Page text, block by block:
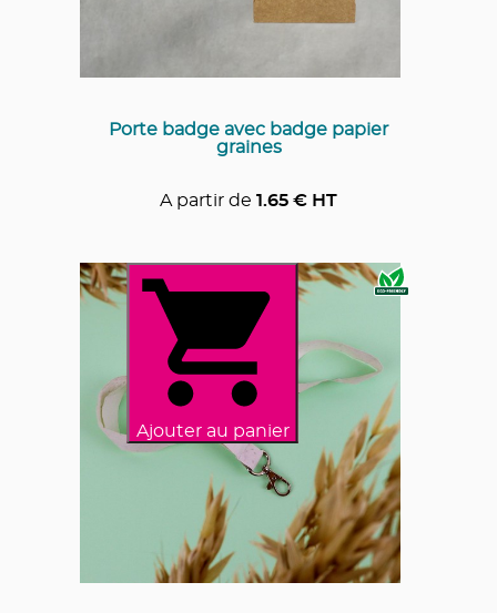
Porte badge avec badge papier
graines
A partir de 1.65 € HT
Ajouter au panier